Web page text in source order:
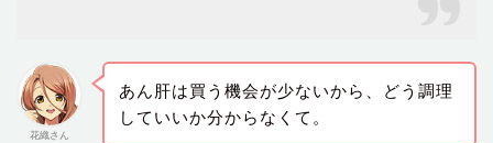
花織さん
あん肝は買う機会が少ないから、どう調理
していいか分からなくて。